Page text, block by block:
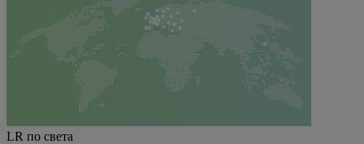
LR по света